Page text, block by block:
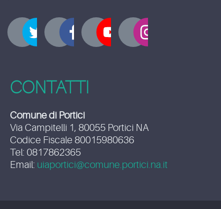
CONTATTI
Comune di Portici
Via Campitelli 1, 80055 Portici NA
Codice Fiscale 80015980636
Tel: 0817862365
Email: uiaportici@comune.portici.na.it